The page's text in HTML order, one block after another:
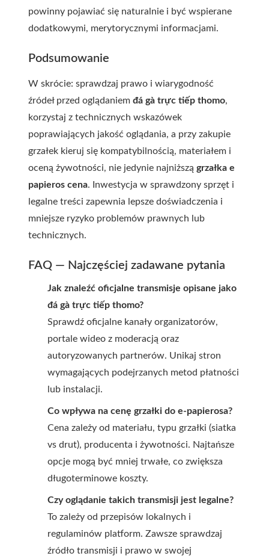
powinny pojawiać się naturalnie i być wspierane
dodatkowymi, merytorycznymi informacjami.
Podsumowanie
W skrócie: sprawdzaj prawo i wiarygodność
źródeł przed oglądaniem đá gà trực tiếp thomo,
korzystaj z technicznych wskazówek
poprawiających jakość oglądania, a przy zakupie
grzałek kieruj się kompatybilnością, materiałem i
oceną żywotności, nie jedynie najniższą grzałka e
papieros cena. Inwestycja w sprawdzony sprzęt i
legalne treści zapewnia lepsze doświadczenia i
mniejsze ryzyko problemów prawnych lub
technicznych.
FAQ — Najczęściej zadawane pytania
Jak znaleźć oficjalne transmisje opisane jako
đá gà trực tiếp thomo?
Sprawdź oficjalne kanały organizatorów,
portale wideo z moderacją oraz
autoryzowanych partnerów. Unikaj stron
wymagających podejrzanych metod płatności
lub instalacji.
Co wpływa na cenę grzałki do e-papierosa?
Cena zależy od materiału, typu grzałki (siatka
vs drut), producenta i żywotności. Najtańsze
opcje mogą być mniej trwałe, co zwiększa
długoterminowe koszty.
Czy oglądanie takich transmisji jest legalne?
To zależy od przepisów lokalnych i
regulaminów platform. Zawsze sprawdzaj
źródło transmisji i prawo w swojej